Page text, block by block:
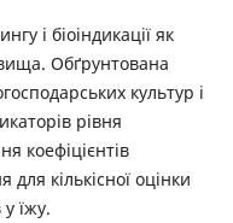
і біоіндикації як
Обґрунтована
культур і
рівня
коефіцієнтів
для кількісної оцінки
їжу.